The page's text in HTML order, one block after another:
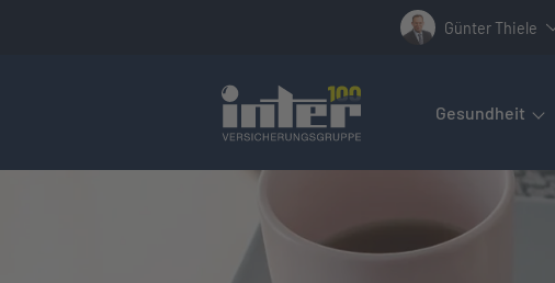
Günter Thiele
Hier befindet
Gesundheit